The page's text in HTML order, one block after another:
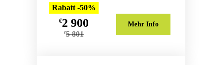
Rabatt -50%
€2 900
€5 801
Mehr Info